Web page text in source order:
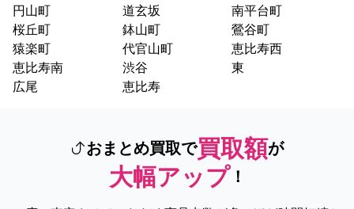
円山町
道玄坂
南平台町
桜丘町
鉢山町
鶯谷町
猿楽町
代官山町
恵比寿西
恵比寿南
渋谷
東
広尾
恵比寿
おまとめ買取で買取額が
大幅アップ！